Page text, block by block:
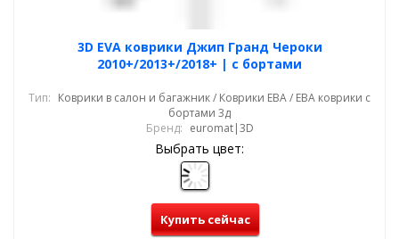
3D EVA коврики Джип Гранд Чероки
2010+/2013+/2018+ | с бортами
Тип: Коврики в салон и багажник / Коврики ЕВА / ЕВА коврики с
бортами 3д
Бренд: euromat|3D
Выбрать цвет:
Купить сейчас